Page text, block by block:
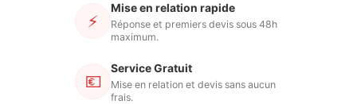
⚡
Mise en relation rapide
Réponse et premiers devis sous 48h
maximum.
💶
Service Gratuit
Mise en relation et devis sans aucun
frais.